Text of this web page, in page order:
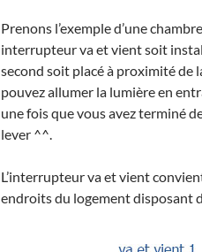
Prenons l’exemple d’une
interrupteur va et vient soit
second soit placé à proximité de
pouvez allumer la lumière en
une fois que vous avez terminé
lever ^^.
L’interrupteur va et vient
endroits du logement disposant